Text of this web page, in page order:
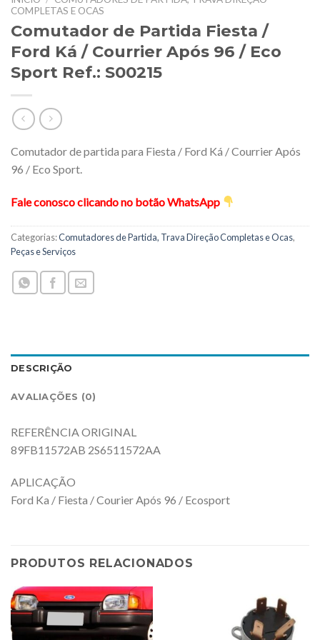
COMPLETAS E OCAS
Comutador de Partida Fiesta /
Ford Ká / Courrier Após 96 / Eco
Sport Ref.: S00215
Comutador de partida para Fiesta / Ford Ká / Courrier Após
96 / Eco Sport.
Fale conosco clicando no botão WhatsApp
Categorias:Comutadores de Partida, Trava Direção Completas e Ocas,
Peças e Serviços
DESCRIÇÃO
AVALIAÇÕES (0)
REFERÊNCIA ORIGINAL
89FB11572AB 2S6511572AA
APLICAÇÃO
Ford Ka / Fiesta / Courier Após 96 / Ecosport
PRODUTOS RELACIONADOS